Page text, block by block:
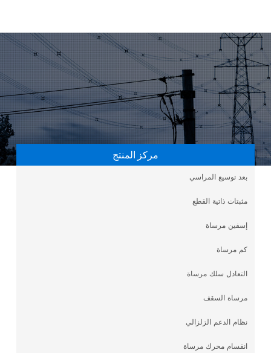
مركز المنتج
بعد توسيع المراسي
مثبتات ذاتية القطع
إسفين مرساة
كم مرساة
التعادل سلك مرساة
مرساة السقف
نظام الدعم الزلزالي
انقسام محرك مرساة